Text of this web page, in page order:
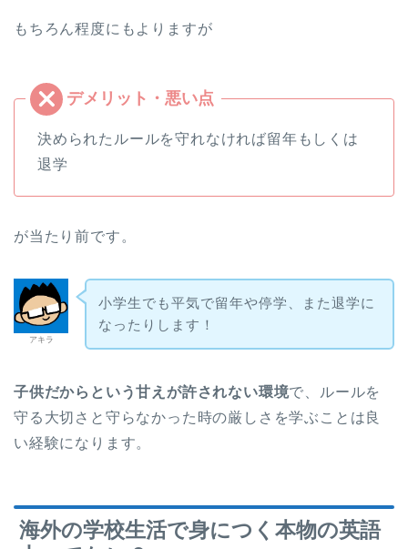
もちろん程度にもよりますが
決められたルールを守れなければ留年もしくは
退学
が当たり前です。
アキラ
小学生でも平気で留年や停学、また退学に
なったりします！
子供だからという甘えが許されない環境で、ルールを
守る大切さと守らなかった時の厳しさを学ぶことは良
い経験になります。
海外の学校生活で身につく本物の英語